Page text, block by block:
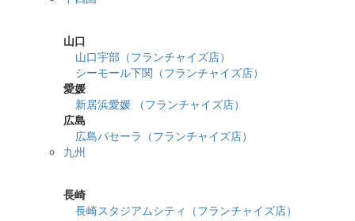
山口
山口宇部（フランチャイズ店）
シーモール下関（フランチャイズ店）
愛媛
新居浜愛媛 （フランチャイズ店）
広島
広島パセーラ（フランチャイズ店）
九州
長崎
長崎スタジアムシティ（フランチャイズ店）